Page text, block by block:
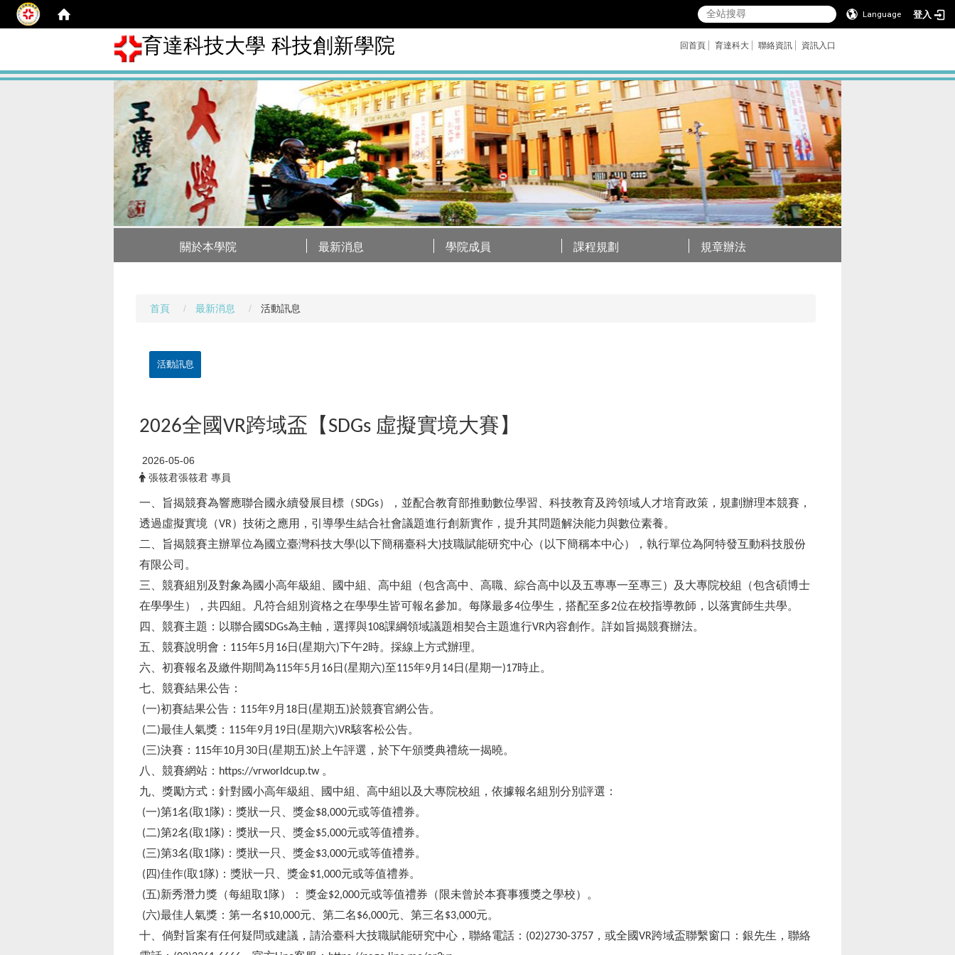
Language 登入
育達科技大學 科技創新學院 回首頁 育達科大 聯絡資訊 資訊入口
關於本學院 最新消息 學院成員 課程規劃 規章辦法
首頁 最新消息 活動訊息
活動訊息
2026全國VR跨域盃【 SDGs 虛擬實境大賽】
2026-05-06
張筱君張筱君 專員
一、旨揭競賽為響應聯合國永續發展目標（SDGs），並配合教育部推動數位學習、科技教育及跨領域人才培育政策，規劃辦理本競賽，
透過虛擬實境（VR）技術之應用，引導學生結合社會議題進行創新實作，提升其問題解決能力與數位素養。
二、旨揭競賽主辦單位為國立臺灣科技大學( 以下簡稱臺科大)技職賦能研究中心（以下簡稱本中心），執行單位為阿特發互動科技股份
有限公司。
三、競賽組別及對象為國小高年級組、國中組、高中組（包含高中、高職、綜合高中以及五專專一至專三）及大專院校組（包含碩博士
在學學生），共四組。凡符合組別資格之在學學生皆可報名參加。每隊最多4位學生，搭配至多2位在校指導教師，以落實師生共學。
四、競賽主題：以聯合國SDGs為主軸，選擇與108課綱領域議題相契合主題進行VR內容創作。詳如旨揭競賽辦法。
五、競賽說明會： 115年5月 16日 (星期六)下午2時。採線上方式辦理。
六、初賽報名及繳件期間為115年5月 16日 (星期六)至115年9月 14日 (星期一)17時止。
七、競賽結果公告：
(一)初賽結果公告： 115年9月 18日 (星期五)於競賽官網公告。
(二)最佳人氣獎： 115年9月 19日 (星期六)VR駭客松公告。
(三)決賽： 115年10月 30日 (星期五)於上午評選，於下午頒獎典禮統一揭曉。
八、競賽網站： https://vrworldcup.tw 。
九、獎勵方式：針對國小高年級組、國中組、高中組以及大專院校組，依據報名組別分別評選：
(一)第1名(取1隊) ：獎狀一只、獎金$8,000元或等值禮券。
(二)第2名(取1隊) ：獎狀一只、獎金$5,000元或等值禮券。
(三)第3名(取1隊) ：獎狀一只、獎金$3,000元或等值禮券。
( 四)佳作(取1隊) ：獎狀一只、獎金$1,000元或等值禮券。
(五)新秀潛力獎（每組取1隊）： 獎金$2,000元或等值禮券（限未曾於本賽事獲獎之學校）。
(六)最佳人氣獎：第一名$10,000元、第二名$6,000元、第三名$3,000元。
十、倘對旨案有任何疑問或建議，請洽臺科大技職賦能研究中心，聯絡電話： (02)2730-3757 ，或全國VR跨域盃聯繫窗口：銀先生，聯絡